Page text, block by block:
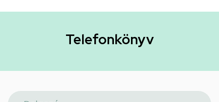
Általános
hely
Telefonkönyv